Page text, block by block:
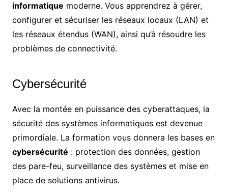
informatique moderne. Vous apprendrez à gérer,
configurer et sécuriser les réseaux locaux (LAN) et
les réseaux étendus (WAN), ainsi qu’à résoudre les
problèmes de connectivité.
Cybersécurité
Avec la montée en puissance des cyberattaques, la
sécurité des systèmes informatiques est devenue
primordiale. La formation vous donnera les bases en
cybersécurité : protection des données, gestion
des pare-feu, surveillance des systèmes et mise en
place de solutions antivirus.